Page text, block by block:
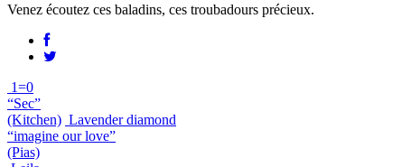
Venez écoutez ces baladins, ces troubadours précieux.
1=0
“Sec”
(Kitchen) Lavender diamond
“imagine our love”
(Pias)